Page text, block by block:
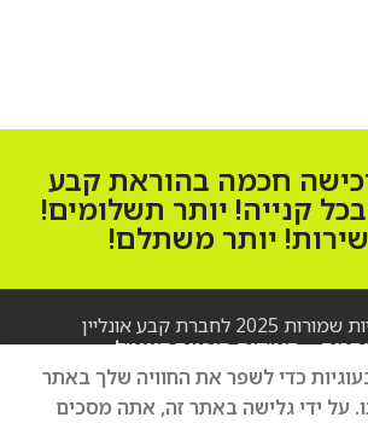
חכמה בהוראת קבע
בכל קנייה! יותר תשלומים!
יותר משתלם!
לחברת קבע אונליין
– סיטקום סוכנות דיגיטל
כדי לשפר את החוויה שלך באתר
על ידי גלישה באתר זה, אתה מסכים
הוספה לסל